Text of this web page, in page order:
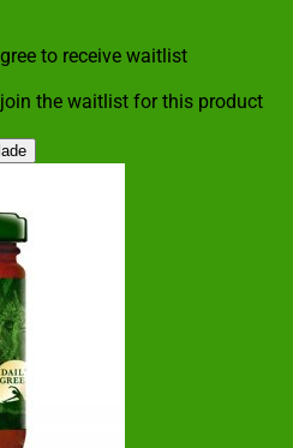
to receive waitlist
the waitlist for this product